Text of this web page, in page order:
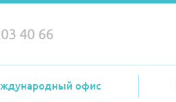
40 66
офис